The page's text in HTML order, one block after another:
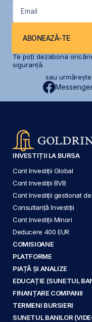
Email
ABONEAZĂ-TE
Te poți dezabona
siguranță.
sau
INVESTIȚII LA BURSA
Cont Investiții Global
Cont Investiții BVB
Cont Investiții gestionat
Consultanță Investiții
Cont Investiții Minori
Deducere 400 EUR
COMISIOANE
PLATFORME
PIAȚĂ ȘI ANALIZE
EDUCAȚIE (SUNETUL
FINANȚARE COMPANII
TERMENI BURSIERI
SUNETUL BANILOR